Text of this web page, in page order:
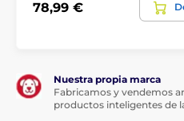
Para la máxima seguridad
ladrido continuo durante 1
modo estará inactivo
cuales volverá a iniciar la
78,99 €
Nuestra propia marca
Fabricamos y vendemos
productos inteligentes de